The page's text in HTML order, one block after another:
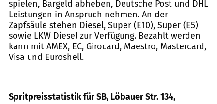
spielen, Bargeld abheben, Deutsche Post und DHL
Leistungen in Anspruch nehmen. An der
Zapfsäule stehen Diesel, Super (E10), Super (E5)
sowie LKW Diesel zur Verfügung. Bezahlt werden
kann mit AMEX, EC, Girocard, Maestro, Mastercard,
Visa und Euroshell.
Spritpreisstatistik für SB, Löbauer Str. 134,